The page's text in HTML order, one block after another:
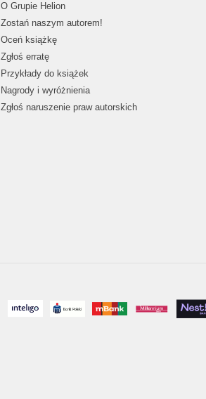
O Grupie Helion
Zostań naszym autorem!
Oceń książkę
Zgłoś erratę
Przykłady do książek
Nagrody i wyróżnienia
Zgłoś naruszenie praw autorskich